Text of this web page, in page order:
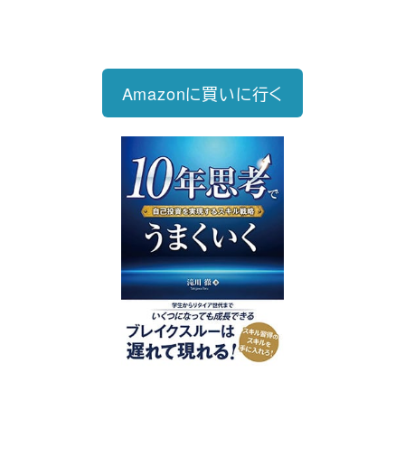
Amazonに買いに行く